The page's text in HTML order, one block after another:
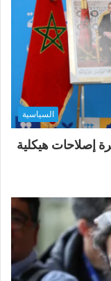
السياسية
إصلاحات هيكلية